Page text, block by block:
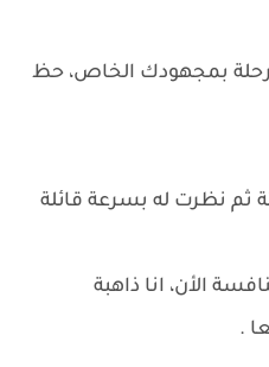
بمجهودك الخاص، حظ
ثم نظرت له بسرعة قائلة
الأن، انا ذاهبة
.